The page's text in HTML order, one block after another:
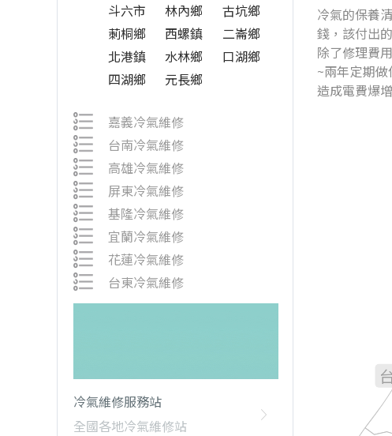
斗六市
林內鄉
古坑鄉
莿桐鄉
西螺鎮
二崙鄉
北港鎮
水林鄉
口湖鄉
四湖鄉
元長鄉
嘉義冷氣維修
台南冷氣維修
高雄冷氣維修
屏東冷氣維修
基隆冷氣維修
宜蘭冷氣維修
花蓮冷氣維修
台東冷氣維修
冷氣維修服務站
全國各地冷氣維修站
冷氣的保養
錢，該付出
除了修理費
~兩年定期
造成電費爆
彰化